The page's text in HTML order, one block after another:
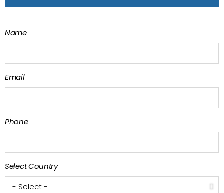
Name
Email
Phone
Select Country